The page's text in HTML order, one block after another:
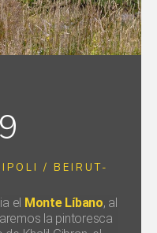
/ BEIRUT-
el Monte Líbano, al
la pintoresca